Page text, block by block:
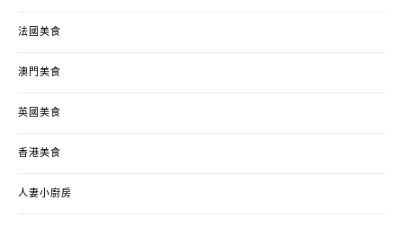
法國美食
澳門美食
英國美食
香港美食
人妻小廚房